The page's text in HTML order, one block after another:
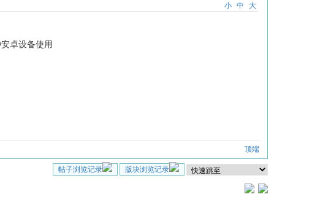
小 中 大
卓设备使用
顶端
帖子浏览记录 版块浏览记录